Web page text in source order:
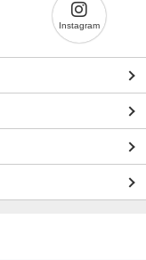
Instagram